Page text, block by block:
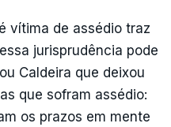
vítima de assédio traz
jurisprudência pode
Caldeira que deixou
que sofram assédio:
os prazos em mente